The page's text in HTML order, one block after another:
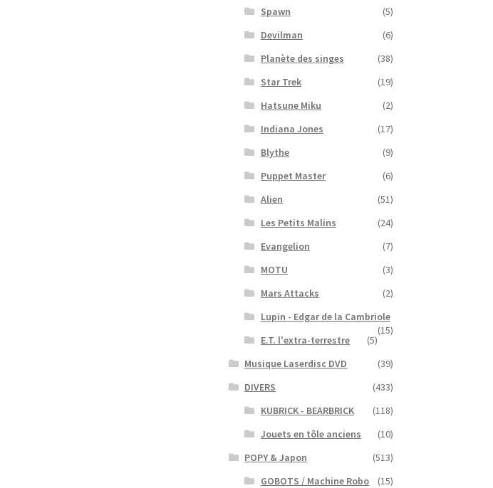
Spawn
(5)
Devilman
(6)
Planète des singes
(38)
Star Trek
(19)
Hatsune Miku
(2)
Indiana Jones
(17)
Blythe
(9)
Puppet Master
(6)
Alien
(51)
Les Petits Malins
(24)
Evangelion
(7)
MOTU
(3)
Mars Attacks
(2)
Lupin - Edgar de la Cambriole
(15)
E.T. l'extra-terrestre
(5)
Musique Laserdisc DVD
(39)
DIVERS
(433)
KUBRICK - BEARBRICK
(118)
Jouets en tôle anciens
(10)
POPY & Japon
(513)
GOBOTS / Machine Robo
(15)